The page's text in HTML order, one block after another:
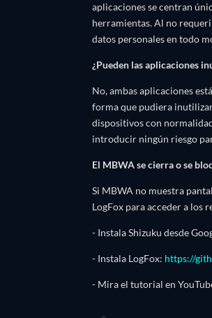
aplicaciones se centran
herramientas. Al no
datos personales en todo
¿Pueden las aplicaciones
No, ambas aplicaciones
forma que pudiera
dispositivos con
introducir ningún riesgo
El MBWA se cierra o se
Si MBWA no muestra
LogFox para acceder a los
- Instala Shizuku desde
- Instala LogFox: https://
- Mira el tutorial en